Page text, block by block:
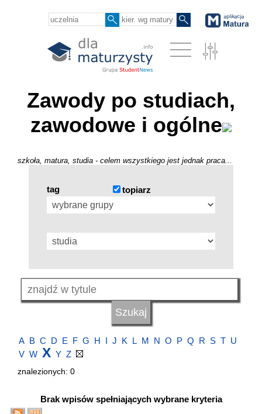
Zawody po studiach,
zawodowe i ogólne
szkoła, matura, studia - celem wszystkiego jest jednak praca...
tag topiarz
A B C D E F G H I J K L M N O P Q R S T U
V W X Y Z
znalezionych: 0
Brak wpisów spełniających wybrane kryteria